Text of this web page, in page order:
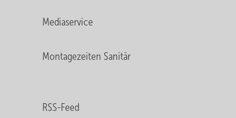
Mediaservice
Montagezeiten Sanitär
RSS-Feed